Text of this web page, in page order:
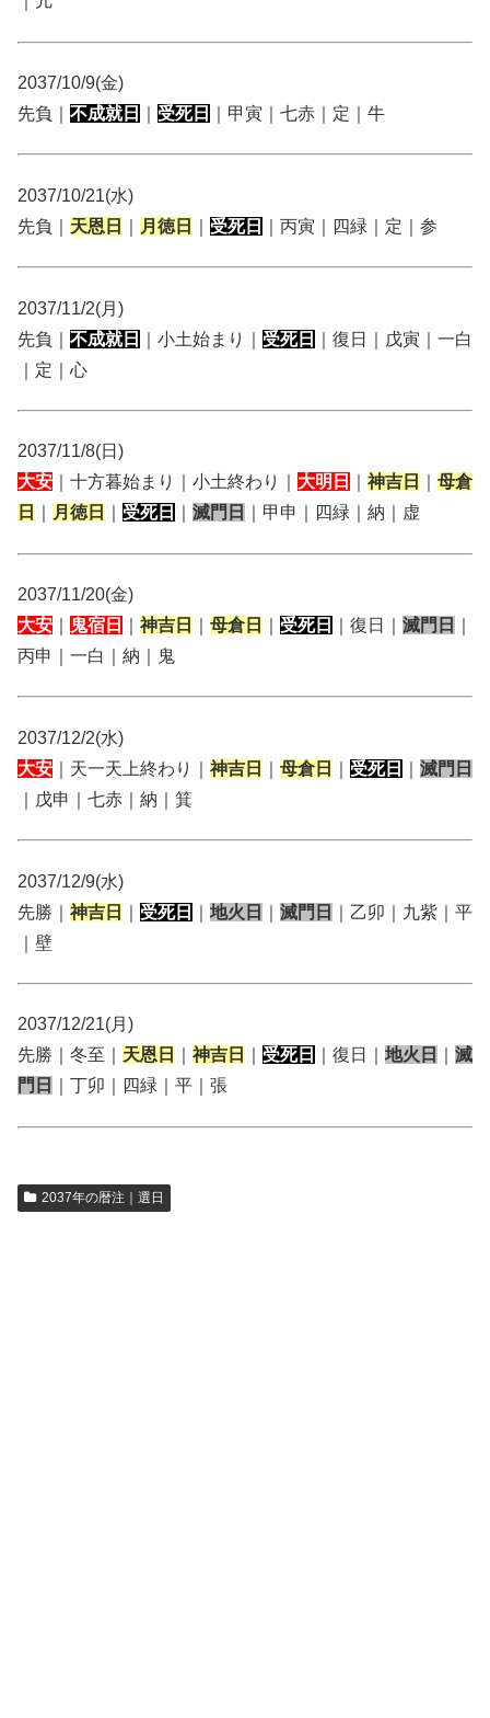
2037/10/9(金)
先負｜ 不成就日 受死日 ｜甲寅｜七赤｜定｜牛
2037/10/21(水)
先負｜ 天恩日 月徳日 受死日 ｜丙寅｜四緑｜定｜参
2037/11/2(月)
先負｜ 不成就日 ｜小土始まり｜ 受死日
｜復日｜戊寅｜一白
｜定｜心
2037/11/8(日)
大安 ｜十方暮始まり｜小土終わり｜ 大明日 神吉日
母倉
日
月徳日 受死日 滅門日 ｜甲申｜四緑｜納｜虚
2037/11/20(金)
大安
鬼宿日 神吉日 母倉日 受死日 ｜復日｜ 滅門日
丙申｜一白｜納｜鬼
2037/12/2(水)
大安 ｜天一天上終わり｜ 神吉日 母倉日 受死日
滅門日
｜戊申｜七赤｜納｜箕
2037/12/9(水)
先勝｜ 神吉日 受死日 地火日 滅門日
｜乙卯｜九紫｜平
｜壁
2037/12/21(月)
先勝｜冬至｜ 天恩日 神吉日 受死日 ｜復日｜ 地火日
滅
門日
｜丁卯｜四緑｜平｜張
2037年の暦注｜選日